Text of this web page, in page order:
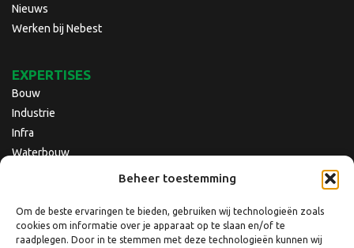
Beheer toestemming
Om de beste ervaringen te bieden, gebruiken wij technologieën zoals
cookies om informatie over je apparaat op te slaan en/of te
raadplegen. Door in te stemmen met deze technologieën kunnen wij
Nieuws
Werken bij Nebest
EXPERTISES
Bouw
Industrie
Infra
Waterbouw